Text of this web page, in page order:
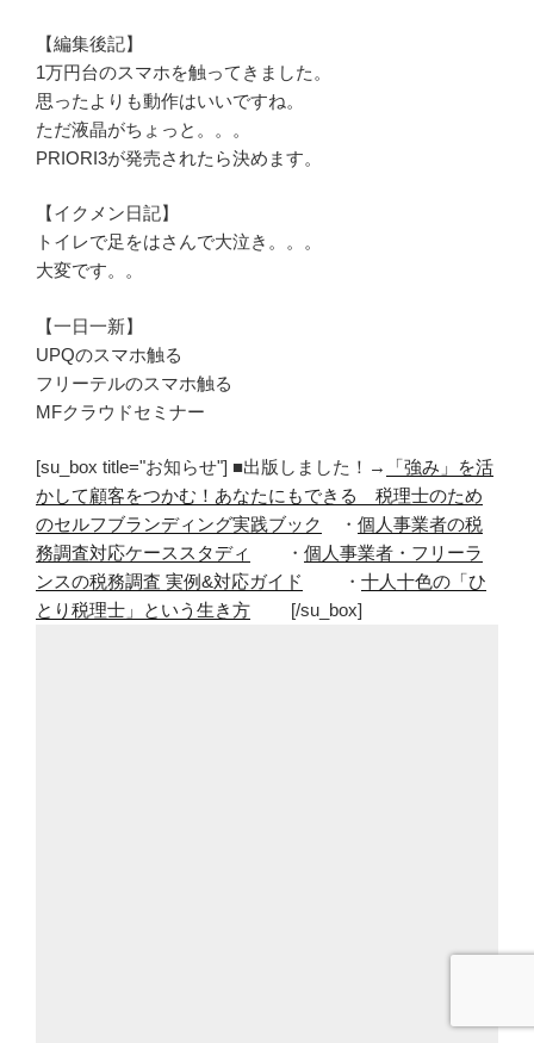
【編集後記】
1万円台のスマホを触ってきました。
思ったよりも動作はいいですね。
ただ液晶がちょっと。。。
PRIORI3が発売されたら決めます。
【イクメン日記】
トイレで足をはさんで大泣き。。。
大変です。。
【一日一新】
UPQのスマホ触る
フリーテルのスマホ触る
MFクラウドセミナー
[su_box title="お知らせ"] ■出版しました！→
「強み」を活
かして顧客をつかむ！あなたにもできる 税理士のため
のセルフブランディング実践ブック
・ 個人事業者の税
務調査対応ケーススタディ
・ 個人事業者・フリーラ
ンスの税務調査 実例&対応ガイド
・ 十人十色の「ひ
とり税理士」という生き方 [/su_box]